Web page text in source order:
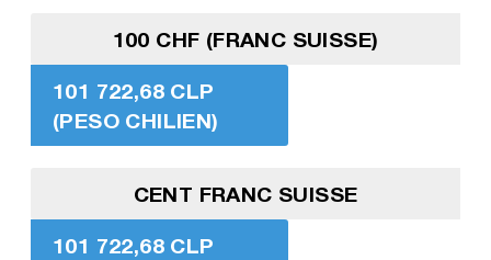
100 CHF (FRANC SUISSE)
101 722,68 CLP
(PESO CHILIEN)
CENT FRANC SUISSE
101 722,68 CLP